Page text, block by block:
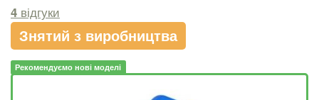
4 відгуки
Знятий з виробництва
Рекомендуємо нові моделі